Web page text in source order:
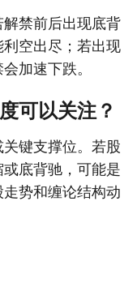
禁前后出现底背
空出尽；若出现
加速下跌。
可以关注？
键支撑位。若股
底背驰，可能是
势和缠论结构动